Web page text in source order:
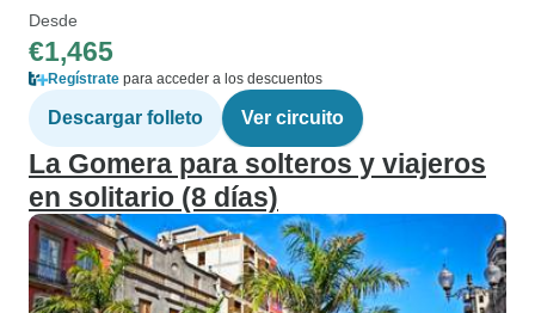
Desde
€1,465
Regístrate para acceder a los descuentos
Descargar folleto Ver circuito
La Gomera para solteros y viajeros
en solitario (8 días)